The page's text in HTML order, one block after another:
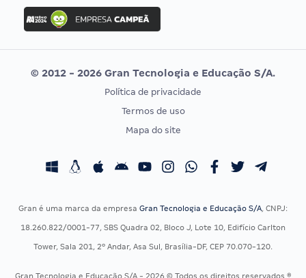
Concurso Ibama
Concurso MPU
Editais publicados
Vunesp
CONCURSOS POR PROFISSÃO
Concursos Fiscais
EXAME DE ORDEM
Calendário OAB
© 2012 - 2026 Gran Tecnologia e Educação S/A.
Política de privacidade
Termos de uso
Mapa do site
Gran é uma marca da empresa Gran Tecnologia e Educação S/A, CNPJ:
18.260.822/0001-77, SBS Quadra 02, Bloco J, Lote 10, Edifício Carlton
Tower, Sala 201, 2º Andar, Asa Sul, Brasília-DF, CEP 70.070-120.
Gran Tecnologia e Educação S/A - 2026 © Todos os direitos reservados ®